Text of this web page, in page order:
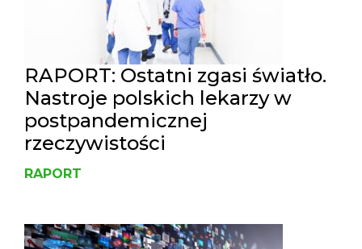
RAPORT: Ostatni zgasi światło.
Nastroje polskich lekarzy w
postpandemicznej
rzeczywistości
RAPORT